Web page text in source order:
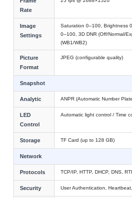
Rate
Image
Settings
Saturation 0–100, Brightness
0–100, 3D DNR (Off/Normal/
(WB1/WB2)
Picture
Format
JPEG (configurable quality)
Snapshot
Analytic ANPR (Automatic Number
LED
Control
Automatic light control / Time
Storage TF Card (up to 128 GB)
Network
Protocols TCP/IP, HTTP, DHCP, DNS,
Security User Authentication,